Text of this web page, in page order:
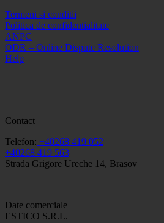
Termeni si conditii
Politica de confidentialitate
ANPC
ODR – Online Dispute Resolution
Help
Contact
Telefon: +40268 419 052
+40268 419 563
Strada Grigore Ureche 14, Brasov
Date comerciale
ESTICO S.R.L.